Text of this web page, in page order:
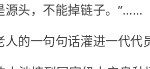
源头，不能掉链子。”……
人的一句句话灌进一代代